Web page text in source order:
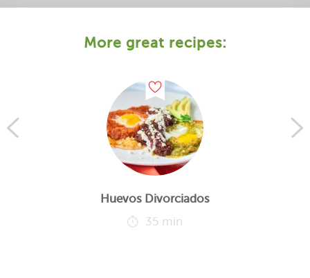
More great recipes:
Huevos Divorciados
35 min